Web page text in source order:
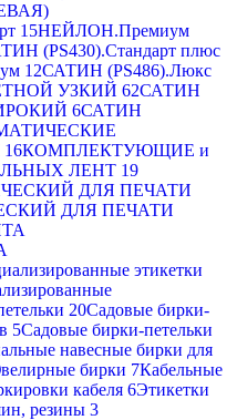
15НЕЙЛОН.Премиум
(PS430).Стандарт плюс
12САТИН (PS486).Люкс
УЗКИЙ 62САТИН
6САТИН
16КОМПЛЕКТУЮЩИЕ и
ЛЕНТ 19
ДЛЯ ПЕЧАТИ
20Садовые бирки-
5Садовые бирки-петельки
навесные бирки для
бирки 7Кабельные
кабеля 6Этикетки
резины 3